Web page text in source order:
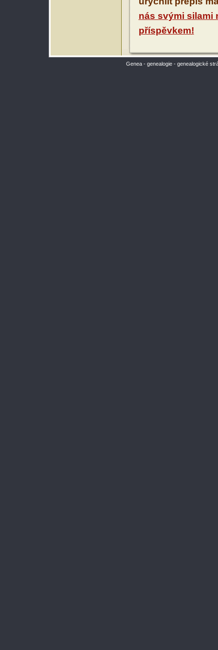
nás svými silami
příspěvkem!
Genea - genealogie - genealogické